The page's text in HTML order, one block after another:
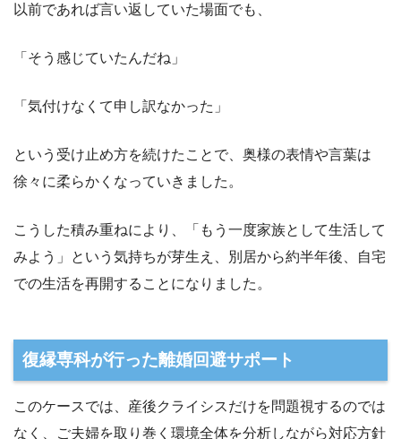
以前であれば言い返していた場面でも、
「そう感じていたんだね」
「気付けなくて申し訳なかった」
という受け止め方を続けたことで、奥様の表情や言葉は
徐々に柔らかくなっていきました。
こうした積み重ねにより、「もう一度家族として生活して
みよう」という気持ちが芽生え、別居から約半年後、自宅
での生活を再開することになりました。
復縁専科が行った離婚回避サポート
このケースでは、産後クライシスだけを問題視するのでは
なく、ご夫婦を取り巻く環境全体を分析しながら対応方針